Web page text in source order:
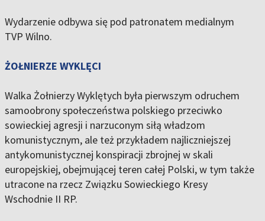
Wydarzenie odbywa się pod patronatem medialnym
TVP Wilno.
ŻOŁNIERZE WYKLĘCI
Walka Żołnierzy Wyklętych była pierwszym odruchem
samoobrony społeczeństwa polskiego przeciwko
sowieckiej agresji i narzuconym siłą władzom
komunistycznym, ale też przykładem najliczniejszej
antykomunistycznej konspiracji zbrojnej w skali
europejskiej, obejmującej teren całej Polski, w tym także
utracone na rzecz Związku Sowieckiego Kresy
Wschodnie II RP.